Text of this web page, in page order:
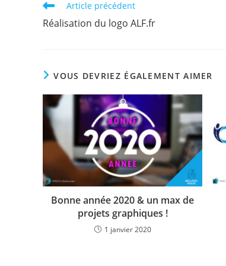
Read
articles
Article précédent
Réalisation du logo ALF.fr
VOUS DEVRIEZ ÉGALEMENT AIMER
Bonne année 2020 & un max de
projets graphiques !
1 janvier 2020